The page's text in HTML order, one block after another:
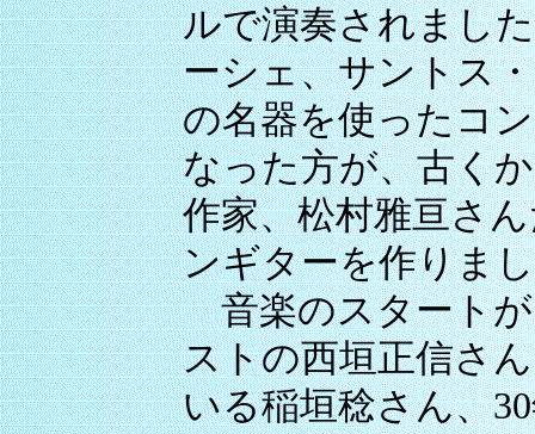
ルで演奏されまし
ーシェ、サントス
の名器を使ったコ
なった方が、古く
作家、松村雅亘さ
ンギターを作りま
音楽のスタートが
ストの西垣正信さ
いる稲垣稔さん、